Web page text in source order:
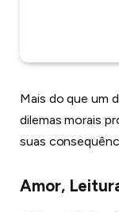
Mais do que um
dilemas morais
suas
Amor,